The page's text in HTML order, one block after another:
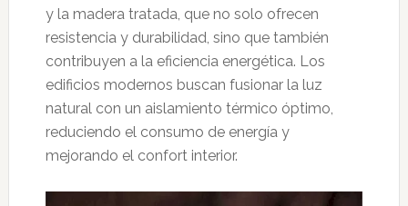
y la madera tratada, que no solo ofrecen
resistencia y durabilidad, sino que también
contribuyen a la eficiencia energética. Los
edificios modernos buscan fusionar la luz
natural con un aislamiento térmico óptimo,
reduciendo el consumo de energía y
mejorando el confort interior.